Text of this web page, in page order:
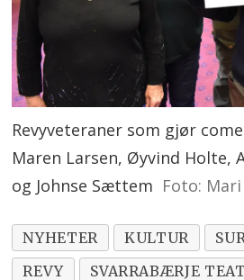
Revyveteraner som gjør
Maren Larsen, Øyvind Holte,
og Johnse Sættem Foto:
NYHETER KULTUR
REVY
SVARRABÆRJE